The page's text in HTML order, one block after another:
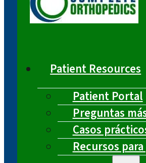
Patient Resources
Patient Portal
Preguntas
Casos
Recursos